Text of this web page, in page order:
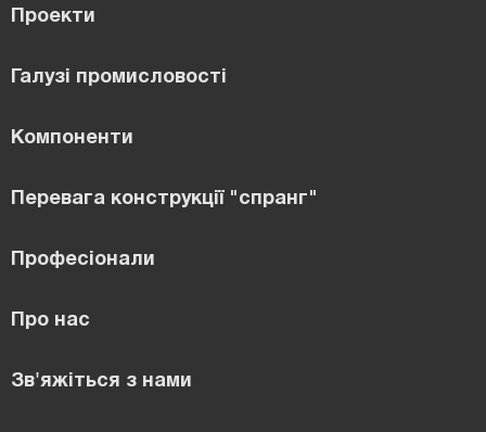
Проекти
Галузі промисловості
Компоненти
Перевага конструкції "спранг"
Професіонали
Про нас
Зв'яжіться з нами